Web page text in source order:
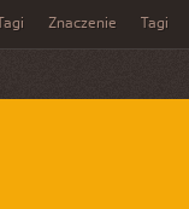
Tagi Znaczenie Tagi